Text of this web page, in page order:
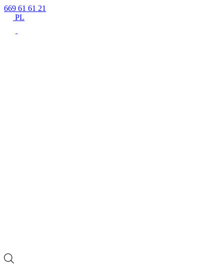
669 61 61 21
PL